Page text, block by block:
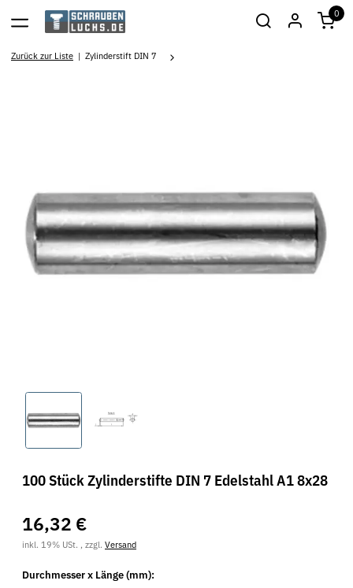
0
Zurück zur Liste Zylinderstift DIN 7
100 Stück Zylinderstifte DIN 7 Edelstahl A1 8x28
16,32 €
inkl. 19% USt. , zzgl. Versand
Durchmesser x Länge (mm):